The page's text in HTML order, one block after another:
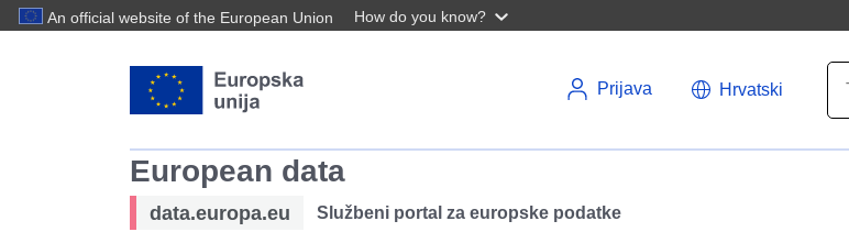
An official website of the European Union How do you know?
Prijava Hrvatski
European data
data.europa.eu Službeni portal za europske podatke